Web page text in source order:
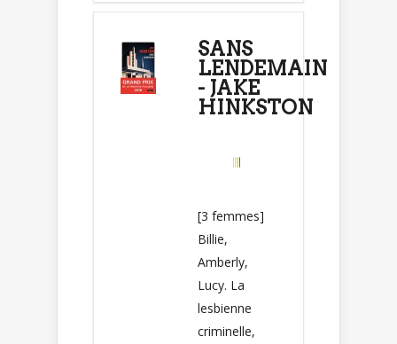
SANS
LENDEMAIN
- JAKE
HINKSTON
[3 femmes]
Billie,
Amberly,
Lucy. La
lesbienne
criminelle,